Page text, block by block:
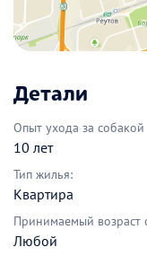
Детали
Опыт ухода за собакой
10 лет
Тип жилья:
Квартира
Принимаемый возраст
Любой